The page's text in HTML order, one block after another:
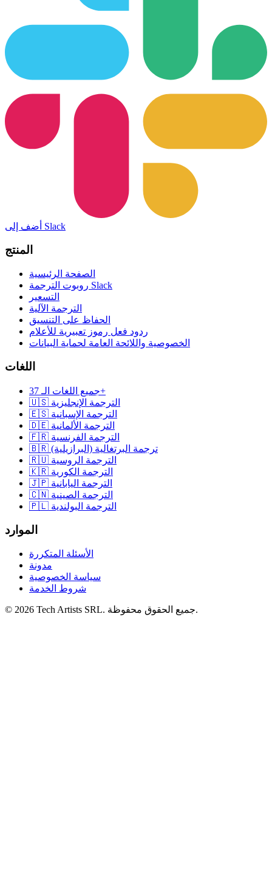
أضف إلى Slack
المنتج
الصفحة الرئيسية
روبوت الترجمة Slack
التسعير
الترجمة الآلية
الحفاظ على التنسيق
ردود فعل رموز تعبيرية للأعلام
الخصوصية واللائحة العامة لحماية البيانات
اللغات
جميع اللغات الـ 37+
🇺🇸 الترجمة الإنجليزية
🇪🇸 الترجمة الإسبانية
🇩🇪 الترجمة الألمانية
🇫🇷 الترجمة الفرنسية
🇧🇷 ترجمة البرتغالية (البرازيلية)
🇷🇺 الترجمة الروسية
🇰🇷 الترجمة الكورية
🇯🇵 الترجمة اليابانية
🇨🇳 الترجمة الصينية
🇵🇱 الترجمة البولندية
الموارد
الأسئلة المتكررة
مدونة
سياسة الخصوصية
شروط الخدمة
© 2026 Tech Artists SRL. جميع الحقوق محفوظة.